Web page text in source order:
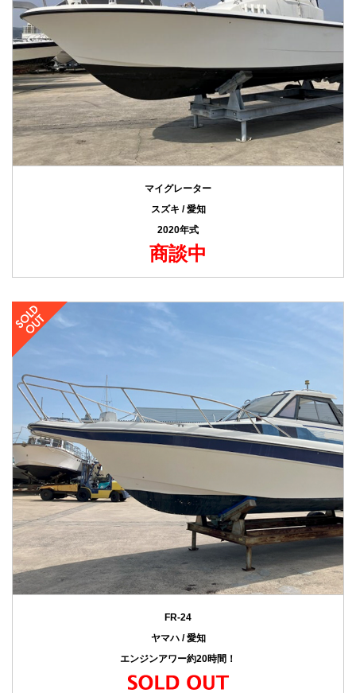
マイグレーター
スズキ / 愛知
2020年式
商談中
FR-24
ヤマハ / 愛知
エンジンアワー約20時間！